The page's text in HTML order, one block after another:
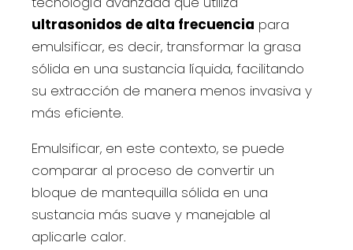
ultrasonidos de alta frecuencia para
emulsificar, es decir, transformar la grasa
sólida en una sustancia líquida, facilitando
su extracción de manera menos invasiva y
más eficiente.
Emulsificar, en este contexto, se puede
comparar al proceso de convertir un
bloque de mantequilla sólida en una
sustancia más suave y manejable al
aplicarle calor.